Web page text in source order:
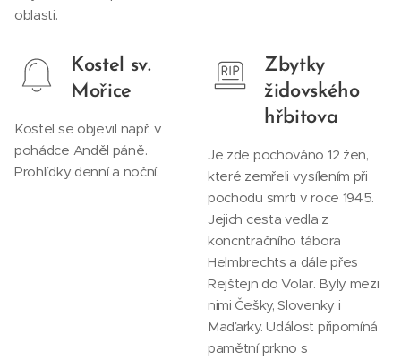
oblasti.
Kostel sv.
Mořice
Kostel se objevil např. v
pohádce Anděl páně.
Prohlídky denní a noční.
Zbytky
židovského
hřbitova
Je zde pochováno 12 žen,
které zemřeli vysílením při
pochodu smrti v roce 1945.
Jejich cesta vedla z
koncntračního tábora
Helmbrechts a dále přes
Rejštejn do Volar. Byly mezi
nimi Češky, Slovenky i
Maďarky. Událost připomíná
pamětní prkno s